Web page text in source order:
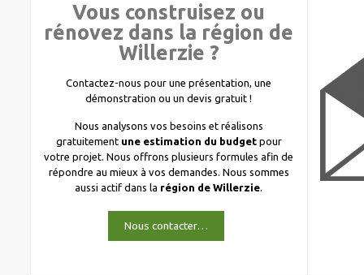
Vous construisez ou
rénovez dans la région de
Willerzie ?
Contactez-nous pour une présentation, une
démonstration ou un devis gratuit !
Nous analysons vos besoins et réalisons
gratuitement une estimation du budgetpour
votre projet. Nous offrons plusieurs formules afin de
répondre au mieux à vos demandes. Nous sommes
aussi actif dans la région de Willerzie.
Nous contacter…